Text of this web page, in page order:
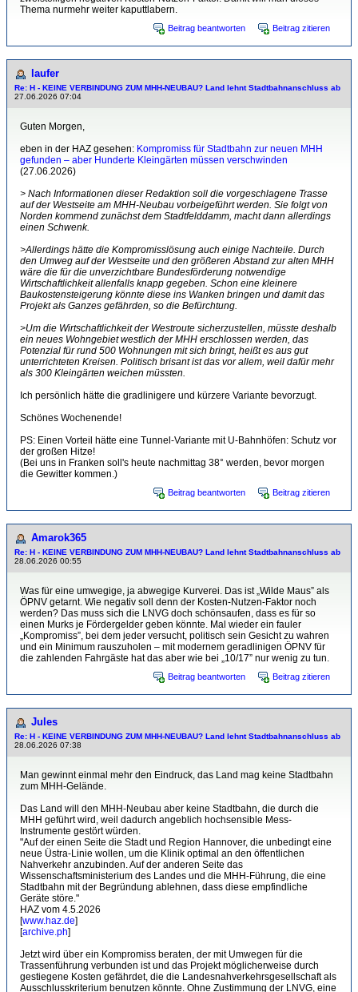
Thema nurmehr weiter kaputtlabern.
Beitrag beantworten Beitrag zitieren
laufer
Re: H - KEINE VERBINDUNG ZUM MHH-NEUBAU? Land lehnt Stadtbahnanschluss ab
27.06.2026 07:04
Guten Morgen,
eben in der HAZ gesehen: Kompromiss für Stadtbahn zur neuen MHH
gefunden – aber Hunderte Kleingärten müssen verschwinden
(27.06.2026)
> Nach Informationen dieser Redaktion soll die vorgeschlagene Trasse
auf der Westseite am MHH-Neubau vorbeigeführt werden. Sie folgt von
Norden kommend zunächst dem Stadtfelddamm, macht dann allerdings
einen Schwenk.
>Allerdings hätte die Kompromisslösung auch einige Nachteile. Durch
den Umweg auf der Westseite und den größeren Abstand zur alten MHH
wäre die für die unverzichtbare Bundesförderung notwendige
Wirtschaftlichkeit allenfalls knapp gegeben. Schon eine kleinere
Baukostensteigerung könnte diese ins Wanken bringen und damit das
Projekt als Ganzes gefährden, so die Befürchtung.
>Um die Wirtschaftlichkeit der Westroute sicherzustellen, müsste deshalb
ein neues Wohngebiet westlich der MHH erschlossen werden, das
Potenzial für rund 500 Wohnungen mit sich bringt, heißt es aus gut
unterrichteten Kreisen. Politisch brisant ist das vor allem, weil dafür mehr
als 300 Kleingärten weichen müssten.
Ich persönlich hätte die gradlinigere und kürzere Variante bevorzugt.
Schönes Wochenende!
PS: Einen Vorteil hätte eine Tunnel-Variante mit U-Bahnhöfen: Schutz vor
der großen Hitze!
(Bei uns in Franken soll's heute nachmittag 38° werden, bevor morgen
die Gewitter kommen.)
Beitrag beantworten Beitrag zitieren
Amarok365
Re: H - KEINE VERBINDUNG ZUM MHH-NEUBAU? Land lehnt Stadtbahnanschluss ab
28.06.2026 00:55
Was für eine umwegige, ja abwegige Kurverei. Das ist „Wilde Maus” als
ÖPNV getarnt. Wie negativ soll denn der Kosten-Nutzen-Faktor noch
werden? Das muss sich die LNVG doch schönsaufen, dass es für so
einen Murks je Fördergelder geben könnte. Mal wieder ein fauler
„Kompromiss”, bei dem jeder versucht, politisch sein Gesicht zu wahren
und ein Minimum rauszuholen – mit modernem geradlinigen ÖPNV für
die zahlenden Fahrgäste hat das aber wie bei „10/17” nur wenig zu tun.
Beitrag beantworten Beitrag zitieren
Jules
Re: H - KEINE VERBINDUNG ZUM MHH-NEUBAU? Land lehnt Stadtbahnanschluss ab
28.06.2026 07:38
Man gewinnt einmal mehr den Eindruck, das Land mag keine Stadtbahn
zum MHH-Gelände.
Das Land will den MHH-Neubau aber keine Stadtbahn, die durch die
MHH geführt wird, weil dadurch angeblich hochsensible Mess-
Instrumente gestört würden.
"Auf der einen Seite die Stadt und Region Hannover, die unbedingt eine
neue Üstra-Linie wollen, um die Klinik optimal an den öffentlichen
Nahverkehr anzubinden. Auf der anderen Seite das
Wissenschaftsministerium des Landes und die MHH-Führung, die eine
Stadtbahn mit der Begründung ablehnen, dass diese empfindliche
Geräte störe."
HAZ vom 4.5.2026
[www.haz.de]
[archive.ph]
Jetzt wird über ein Kompromiss beraten, der mit Umwegen für die
Trassenführung verbunden ist und das Projekt möglicherweise durch
gestiegene Kosten gefährdet, die die Landesnahverkehrsgesellschaft als
Ausschlusskriterium benutzen könnte. Ohne Zustimmung der LNVG, eine